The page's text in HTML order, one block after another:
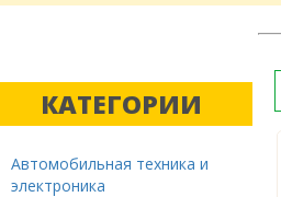
КАТЕГОРИИ
Автомобильная техника и
электроника